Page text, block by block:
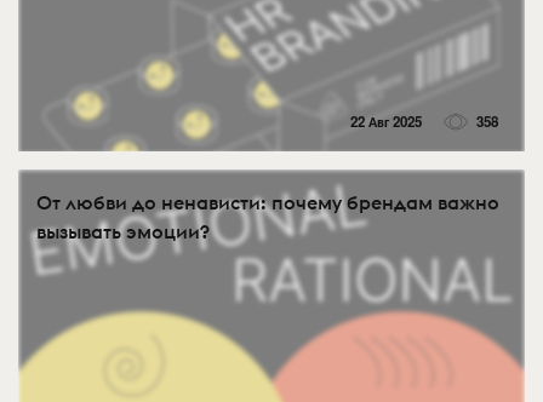
22 Авг 2025 358
От любви до ненависти: почему брендам важно
вызывать эмоции?